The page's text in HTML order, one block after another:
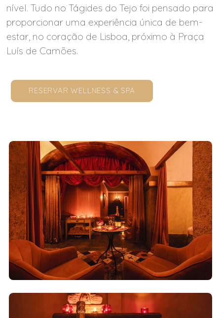
nível. Tudo no Tágides do Tejo foi pensado para
proporcionar uma experiência única de bem-
estar, no coração de Lisboa, próximo à Praça
Luís de Camões.
RESERVAR WELLNESS & SPA